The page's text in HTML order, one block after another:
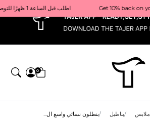
x Get 10% back on your first order  احصل على 10٪ على أول طلب لك    |    Use code: Welcome10   استخدم الرمز: Welcome10           |                                                                             Order before 1 PM for same-day delivery in Qatar                                 اطلب قبل الساعة 1 ظهرًا للتوصيل في نفس اليوم داخل قطر
0
ملابس بناطيل بنطلون نسائي واسع ال...